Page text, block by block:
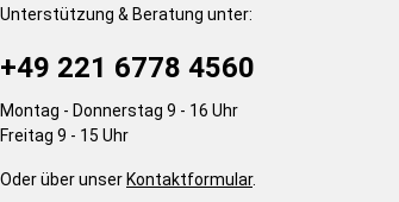
Unterstützung & Beratung unter:
+49 221 6778 4560
Montag - Donnerstag 9 - 16 Uhr
Freitag 9 - 15 Uhr
Oder über unser Kontaktformular.